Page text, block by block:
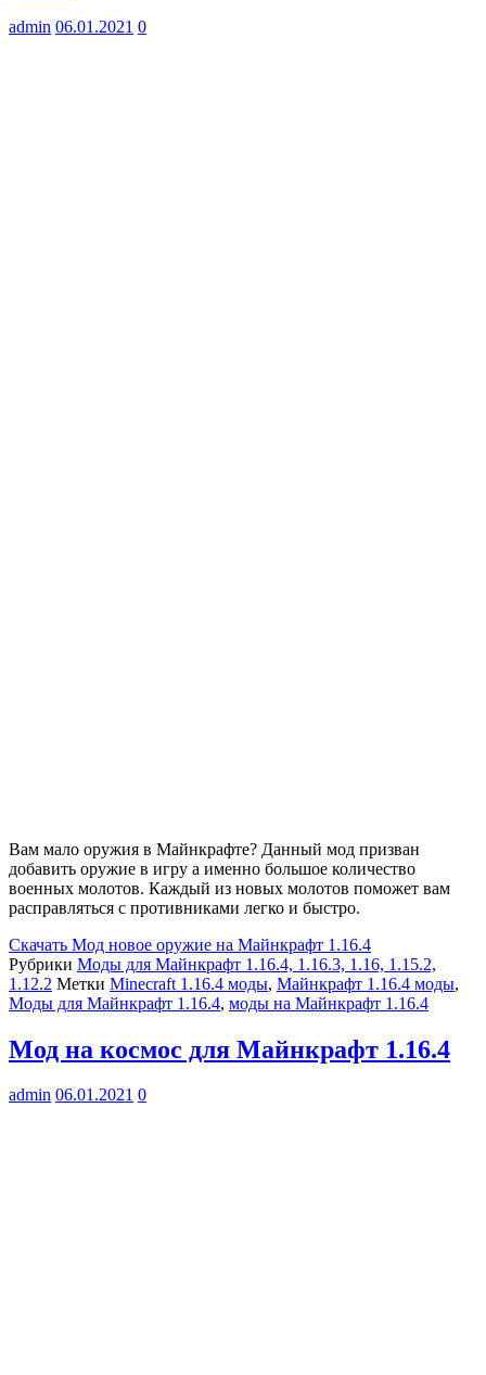
admin 06.01.2021 0
Вам мало оружия в Майнкрафте? Данный мод призван
добавить оружие в игру а именно большое количество
военных молотов. Каждый из новых молотов поможет вам
расправляться с противниками легко и быстро.
Скачать Мод новое оружие на Майнкрафт 1.16.4
Рубрики Моды для Майнкрафт 1.16.4, 1.16.3, 1.16, 1.15.2,
1.12.2 Метки Minecraft 1.16.4 моды, Майнкрафт 1.16.4 моды,
Моды для Майнкрафт 1.16.4, моды на Майнкрафт 1.16.4
Мод на космос для Майнкрафт 1.16.4
admin 06.01.2021 0